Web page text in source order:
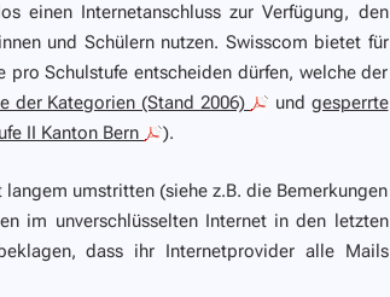
einen Internetanschluss zur Verfügung, den
und Schülern nutzen. Swisscom bietet für
Schulstufe entscheiden dürfen, welche der
der Kategorien (Stand 2006) und gesperrte
II Kanton Bern ).
umstritten (siehe z.B. die Bemerkungen
im unverschlüsselten Internet in den letzten
dass ihr Internetprovider alle Mails